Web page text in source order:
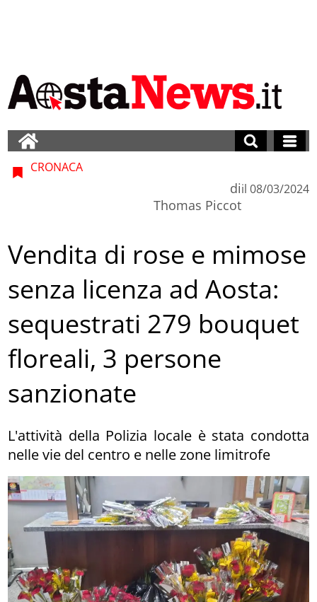
CRONACA
di
Thomas Piccot
il 08/03/2024
Vendita di rose e mimose
senza licenza ad Aosta:
sequestrati 279 bouquet
floreali, 3 persone
sanzionate
L'attività della Polizia locale è stata condotta
nelle vie del centro e nelle zone limitrofe